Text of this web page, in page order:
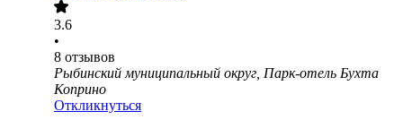
3.6
•
8 отзывов
Рыбинский муниципальный округ, Парк-отель Бухта
Коприно
Откликнуться